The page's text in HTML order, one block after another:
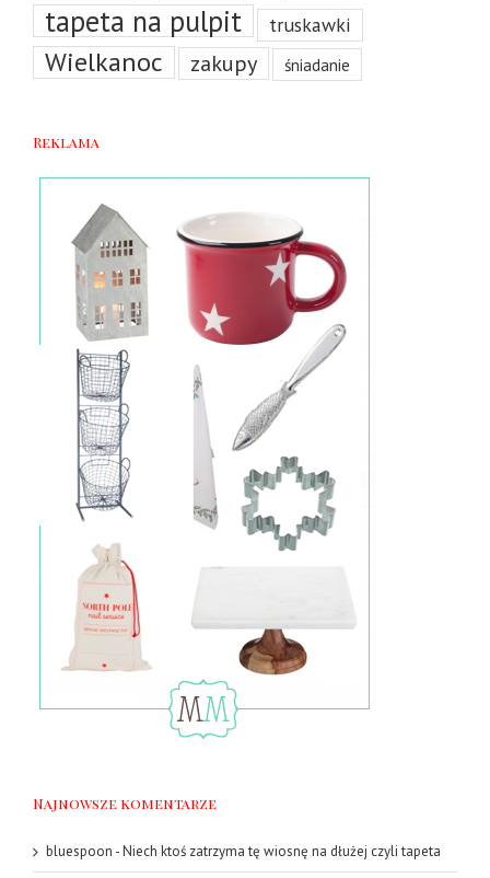
tapeta na pulpit truskawki
Wielkanoc zakupy śniadanie
Reklama
Najnowsze komentarze
bluespoon -Niech ktoś zatrzyma tę wiosnę na dłużej czyli tapeta